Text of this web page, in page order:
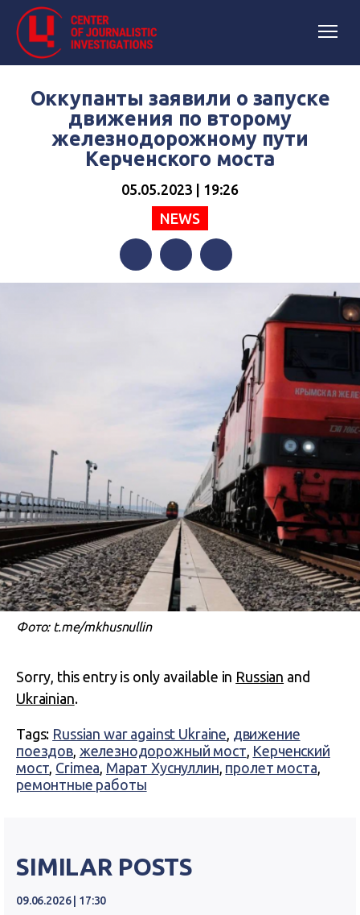
Оккупанты заявили о запуске
движения по второму
железнодорожному пути
Керченского моста
05.05.2023 | 19:26
NEWS
FacebookTwitterTelegram
Фото: t.me/mkhusnullin
Sorry, this entry is only available in Russian and
Ukrainian.
Tags: Russian war against Ukraine, движение
поездов, железнодорожный мост, Керченский
мост, Crimea, Марат Хуснуллин, пролет моста,
ремонтные работы
SIMILAR POSTS
09.06.2026 | 17:30